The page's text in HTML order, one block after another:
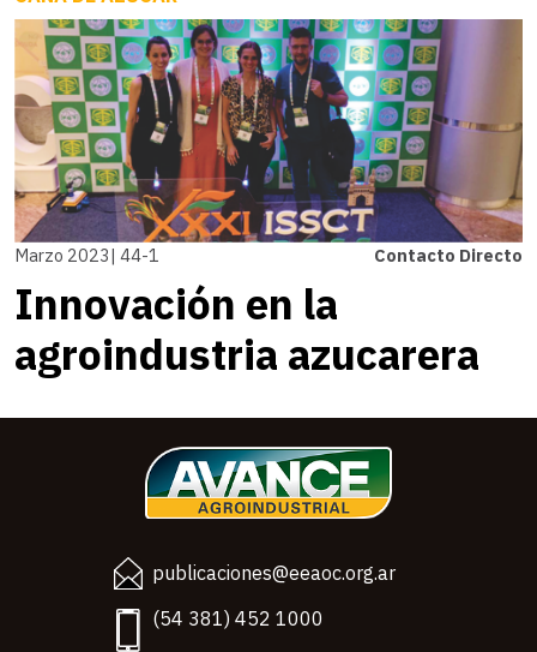
Marzo 2023| 44-1 Contacto Directo
Innovación en la
agroindustria azucarera
publicaciones@eeaoc.org.ar
(54 381) 452 1000